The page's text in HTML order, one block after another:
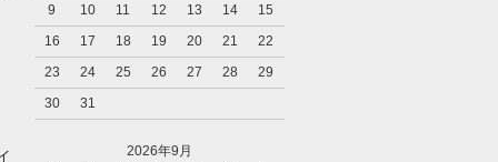
9
10 11 12 13 14
15
16
17 18 19 20 21
22
23
24 25 26 27 28
29
30
31
2026年9月